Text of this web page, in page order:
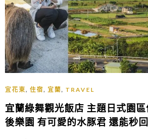
宜花東, 住宿, 宜蘭, TRAVEL
宜蘭綠舞觀光飯店 主題日式園
後樂園 有可愛的水豚君 還能秒